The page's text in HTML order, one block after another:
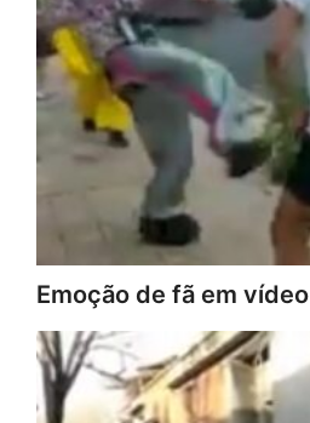
Emoção de fã em vídeo